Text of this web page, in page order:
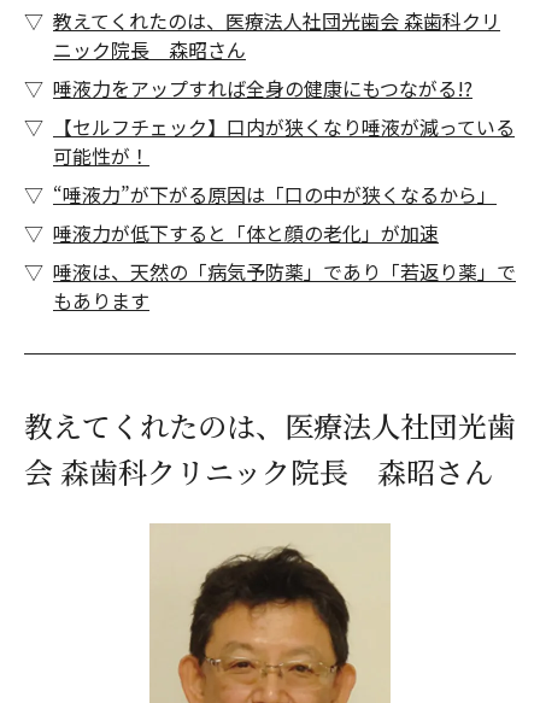
教えてくれたのは、医療法人社団光歯会 森歯科クリ
ニック院長 森昭さん
唾液力をアップすれば全身の健康にもつながる!?
【セルフチェック】口内が狭くなり唾液が減っている
可能性が！
“唾液力”が下がる原因は「口の中が狭くなるから」
唾液力が低下すると「体と顔の老化」が加速
唾液は、天然の「病気予防薬」であり「若返り薬」で
もあります
教えてくれたのは、医療法人社団光歯
会 森歯科クリニック院長 森昭さん